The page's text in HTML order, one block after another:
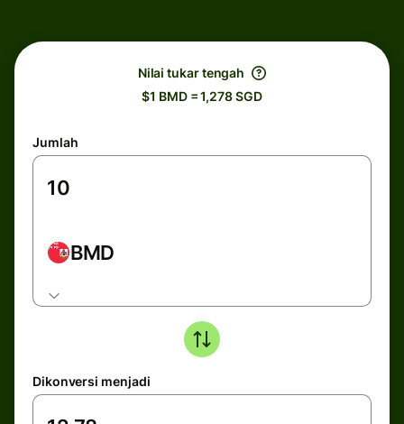
Nilai tukar tengah
$1 BMD = 1,278 SGD
Jumlah
BMD
Dikonversi menjadi